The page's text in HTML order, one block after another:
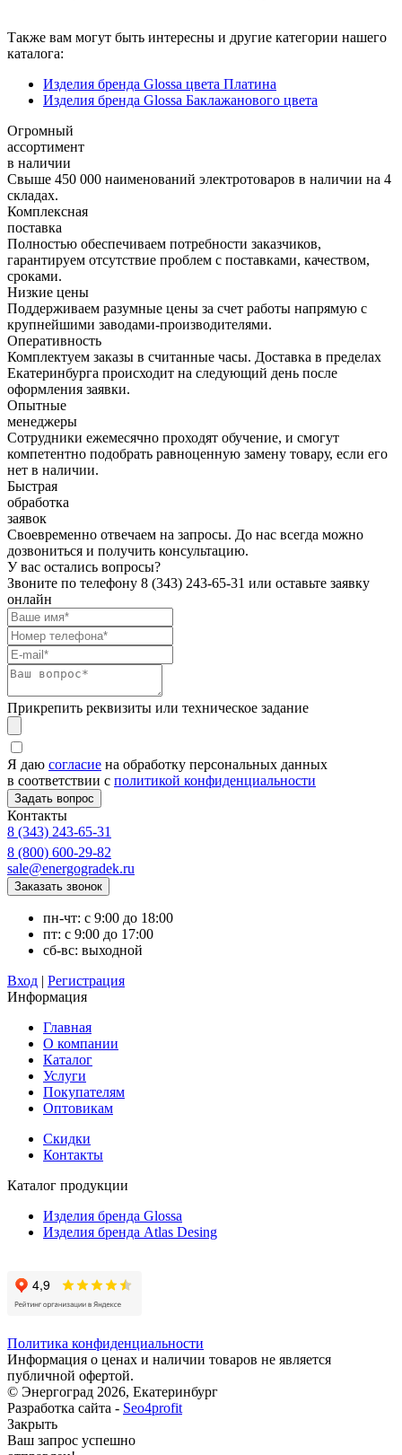
Также вам могут быть интересны и другие категории нашего
каталога:
Изделия бренда Glossa цвета Платина
Изделия бренда Glossa Баклажанового цвета
Огромный
ассортимент
в наличии
Свыше 450 000 наименований электротоваров в наличии на 4
складах.
Комплексная
поставка
Полностью обеспечиваем потребности заказчиков,
гарантируем отсутствие проблем с поставками, качеством,
сроками.
Низкие цены
Поддерживаем разумные цены за счет работы напрямую с
крупнейшими заводами-производителями.
Оперативность
Комплектуем заказы в считанные часы. Доставка в пределах
Екатеринбурга происходит на следующий день после
оформления заявки.
Опытные
менеджеры
Сотрудники ежемесячно проходят обучение, и смогут
компетентно подобрать равноценную замену товару, если его
нет в наличии.
Быстрая
обработка
заявок
Своевременно отвечаем на запросы. До нас всегда можно
дозвониться и получить консультацию.
У вас остались вопросы?
Звоните по телефону 8 (343) 243-65-31 или оставьте заявку
онлайн
Прикрепить реквизиты или техническое задание
Я даю согласие на обработку персональных данных
в соответствии с политикой конфиденциальности
Контакты
8 (343) 243-65-31
8 (800) 600-29-82
sale@energogradek.ru
пн-чт: с 9:00 до 18:00
пт: с 9:00 до 17:00
сб-вс: выходной
Вход | Регистрация
Информация
Главная
О компании
Каталог
Услуги
Покупателям
Оптовикам
Скидки
Контакты
Каталог продукции
Изделия бренда Glossa
Изделия бренда Atlas Desing
Политика конфиденциальности
Информация о ценах и наличии товаров не является
публичной офертой.
© Энергоград 2026, Екатеринбург
Разработка сайта - Seo4profit
Закрыть
Ваш запрос успешно